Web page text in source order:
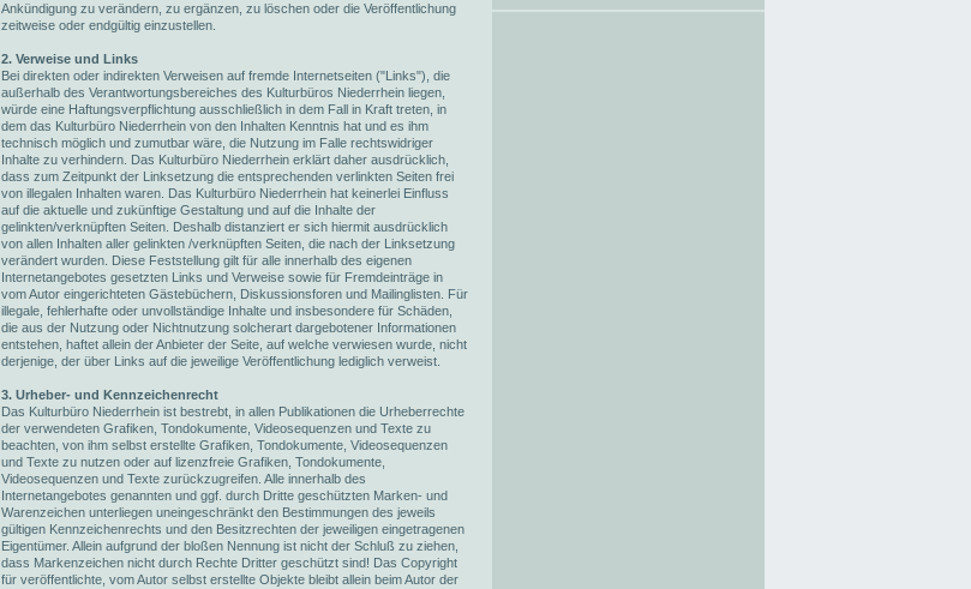
Ankündigung zu verändern, zu ergänzen, zu löschen oder die Veröffentlichung
zeitweise oder endgültig einzustellen.
2. Verweise und Links
Bei direkten oder indirekten Verweisen auf fremde Internetseiten ("Links"), die
außerhalb des Verantwortungsbereiches des Kulturbüros Niederrhein liegen,
würde eine Haftungsverpflichtung ausschließlich in dem Fall in Kraft treten, in
dem das Kulturbüro Niederrhein von den Inhalten Kenntnis hat und es ihm
technisch möglich und zumutbar wäre, die Nutzung im Falle rechtswidriger
Inhalte zu verhindern. Das Kulturbüro Niederrhein erklärt daher ausdrücklich,
dass zum Zeitpunkt der Linksetzung die entsprechenden verlinkten Seiten frei
von illegalen Inhalten waren. Das Kulturbüro Niederrhein hat keinerlei Einfluss
auf die aktuelle und zukünftige Gestaltung und auf die Inhalte der
gelinkten/verknüpften Seiten. Deshalb distanziert er sich hiermit ausdrücklich
von allen Inhalten aller gelinkten /verknüpften Seiten, die nach der Linksetzung
verändert wurden. Diese Feststellung gilt für alle innerhalb des eigenen
Internetangebotes gesetzten Links und Verweise sowie für Fremdeinträge in
vom Autor eingerichteten Gästebüchern, Diskussionsforen und Mailinglisten. Für
illegale, fehlerhafte oder unvollständige Inhalte und insbesondere für Schäden,
die aus der Nutzung oder Nichtnutzung solcherart dargebotener Informationen
entstehen, haftet allein der Anbieter der Seite, auf welche verwiesen wurde, nicht
derjenige, der über Links auf die jeweilige Veröffentlichung lediglich verweist.
3. Urheber- und Kennzeichenrecht
Das Kulturbüro Niederrhein ist bestrebt, in allen Publikationen die Urheberrechte
der verwendeten Grafiken, Tondokumente, Videosequenzen und Texte zu
beachten, von ihm selbst erstellte Grafiken, Tondokumente, Videosequenzen
und Texte zu nutzen oder auf lizenzfreie Grafiken, Tondokumente,
Videosequenzen und Texte zurückzugreifen. Alle innerhalb des
Internetangebotes genannten und ggf. durch Dritte geschützten Marken- und
Warenzeichen unterliegen uneingeschränkt den Bestimmungen des jeweils
gültigen Kennzeichenrechts und den Besitzrechten der jeweiligen eingetragenen
Eigentümer. Allein aufgrund der bloßen Nennung ist nicht der Schluß zu ziehen,
dass Markenzeichen nicht durch Rechte Dritter geschützt sind! Das Copyright
für veröffentlichte, vom Autor selbst erstellte Objekte bleibt allein beim Autor der